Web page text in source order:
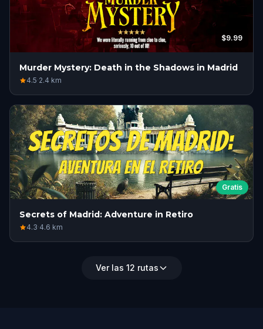
$9.99
Murder Mystery: Death in the Shadows in Madrid
4.5·2.4 km
Gratis
Secrets of Madrid: Adventure in Retiro
4.3·4.6 km
Ver las 12 rutas